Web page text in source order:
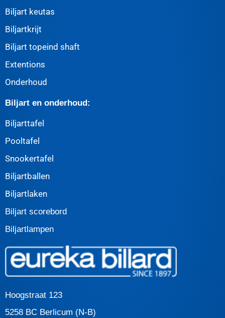
Biljart keutas
Biljartkrijt
Biljart topeind shaft
Extentions
Onderhoud
Biljart en onderhoud:
Biljarttafel
Pooltafel
Snookertafel
Biljartballen
Biljartlaken
Biljart scorebord
Biljartlampen
Hoogstraat 123
5258 BC Berlicum (N-B)